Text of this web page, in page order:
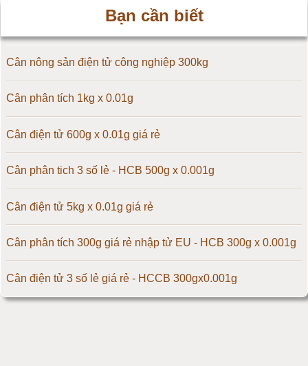
Cân điện tử 50kg
Cân điện tử 60kg
Cân điện tử 100kg
Cân điện tử 150kg
Cân điện tử 200kg
Cân điện tử 300kg
Cân điện tử 500kg
Bạn cần biết
Cân nông sản điện tử công nghiệp 300kg
Cân phân tích 1kg x 0.01g
Cân điện tử 600g x 0.01g giá rẻ
Cân phân tich 3 số lẻ - HCB 500g x 0.001g
Cân điện tử 5kg x 0.01g giá rẻ
Cân phân tích 300g giá rẻ nhập tử EU - HCB 300g x 0.001g
Cân điện tử 3 số lẻ giá rẻ - HCCB 300gx0.001g